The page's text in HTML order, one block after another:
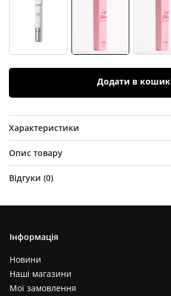
Додати в кошик
Характеристики
Опис товару
Відгуки (0)
Інформація
Новини
Наші магазини
Мої замовлення